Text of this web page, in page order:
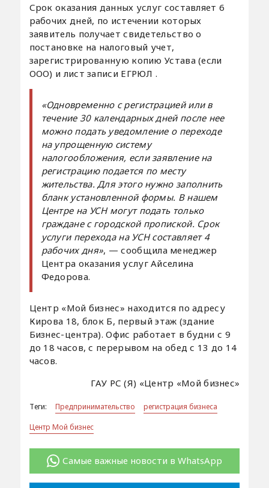
Срок оказания данных услуг составляет 6
рабочих дней, по истечении которых
заявитель получает свидетельство о
постановке на налоговый учет,
зарегистрированную копию Устава (если
ООО) и лист записи ЕГРЮЛ .
«Одновременно с регистрацией или в
течение 30 календарных дней после нее
можно подать уведомление о переходе
на упрощенную систему
налогообложения, если заявление на
регистрацию подается по месту
жительства. Для этого нужно заполнить
бланк установленной формы. В нашем
Центре на УСН могут подать только
граждане с городской пропиской. Срок
услуги перехода на УСН составляет 4
рабочих дня», — сообщила менеджер
Центра оказания услуг Айселина
Федорова.
Центр «Мой бизнес» находится по адресу
Кирова 18, блок Б, первый этаж (здание
Бизнес-центра). Офис работает в будни с 9
до 18 часов, с перерывом на обед с 13 до 14
часов.
ГАУ РС (Я) «Центр «Мой бизнес»
Теги: Предпринимательство
регистрация бизнеса
Центр Мой бизнес
Самые важные новости в WhatsApp